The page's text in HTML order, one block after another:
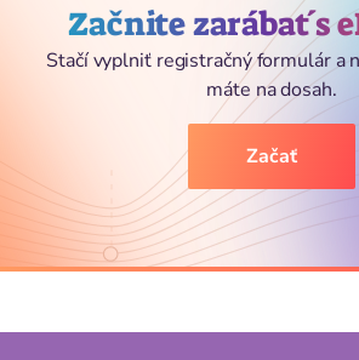
Začnite zarábať s
Stačí vyplniť registračný formulár a
máte na dosah.
Začať